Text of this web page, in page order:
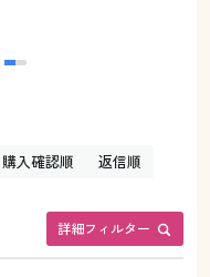
詳細フィルター
購入確認順
返信順